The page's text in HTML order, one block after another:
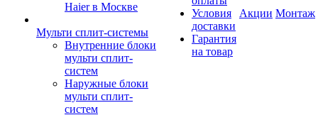
Haier в Москве
Мульти сплит-системы
Внутренние блоки
мульти сплит-
систем
Наружные блоки
мульти сплит-
систем
Условия
доставки
Гарантия
на товар
Акции Монтаж